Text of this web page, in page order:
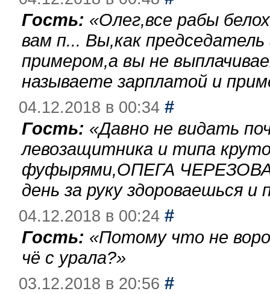
Гость: «Олег,все рабы
вам п... Вы,как
примером,а вы не
называете зарплатой и
04.12.2018 в 00:34 #
Гость: «Давно не видать
левозащитника и типа
фуфырями,ОПЕГА
день за руку здороваешься
04.12.2018 в 00:24 #
Гость: «Потому что не
чё с урала?»
03.12.2018 в 20:56 #